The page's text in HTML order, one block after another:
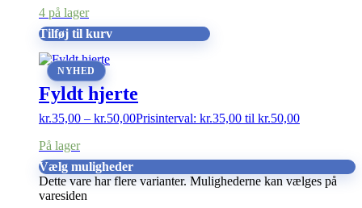
4 på lager
Tilføj til kurv
NYHED
Fyldt hjerte
kr.35,00 – kr.50,00Prisinterval: kr.35,00 til kr.50,00
På lager
Vælg muligheder
Dette vare har flere varianter. Mulighederne kan vælges på
varesiden